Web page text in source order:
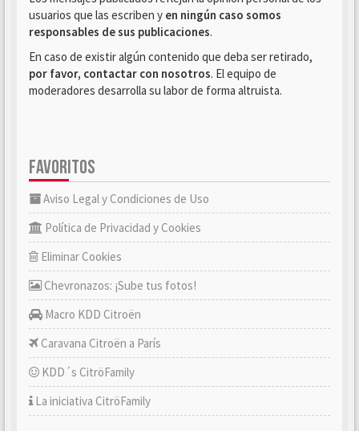
usuarios que las escriben y en ningún caso somos
responsables de sus publicaciones.
En caso de existir algún contenido que deba ser retirado,
por favor, contactar con nosotros. El equipo de
moderadores desarrolla su labor de forma altruista.
FAVORITOS
Aviso Legal y Condiciones de Uso
Política de Privacidad y Cookies
Eliminar Cookies
Chevronazos: ¡Sube tus fotos!
Macro KDD Citroën
Caravana Citroën a París
KDD´s CitröFamily
La iniciativa CitröFamily